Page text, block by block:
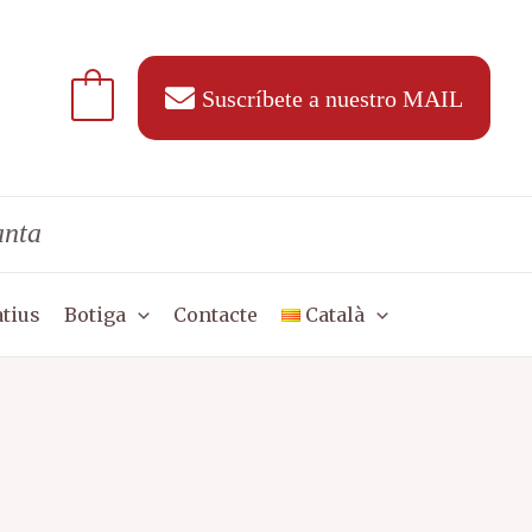
Suscríbete a nuestro MAIL
Botiga Contacte Català